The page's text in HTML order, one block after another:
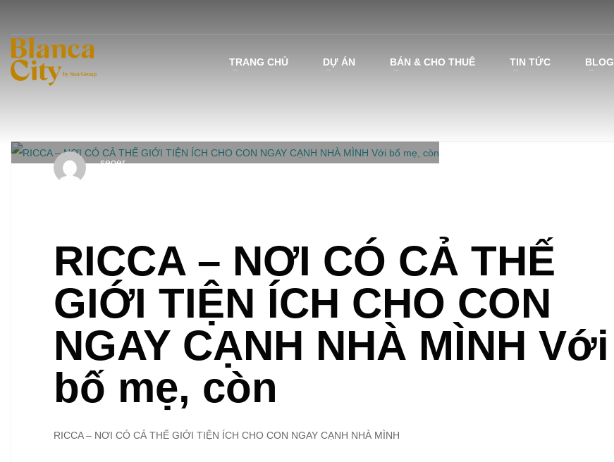
TRANG CHỦ DỰ ÁN BÁN & CHO THUÊ TIN TỨC BLOG
seoer
RICCA – NƠI CÓ CẢ THẾ
GIỚI TIỆN ÍCH CHO CON
NGAY CẠNH NHÀ MÌNH Với
bố mẹ, còn
RICCA – NƠI CÓ CẢ THẾ GIỚI TIỆN ÍCH CHO CON NGAY CẠNH NHÀ MÌNH